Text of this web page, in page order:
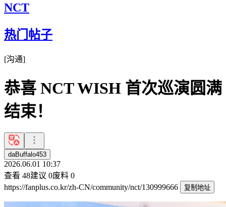
NCT
热门帖子
[沟通]
恭喜 NCT WISH 首次巡演圆满
结束！
daBuffalo453
2026.06.01 10:37
查看 48建议 0废料 0
https://fanplus.co.kr/zh-CN/community/nct/130999666
复制地址